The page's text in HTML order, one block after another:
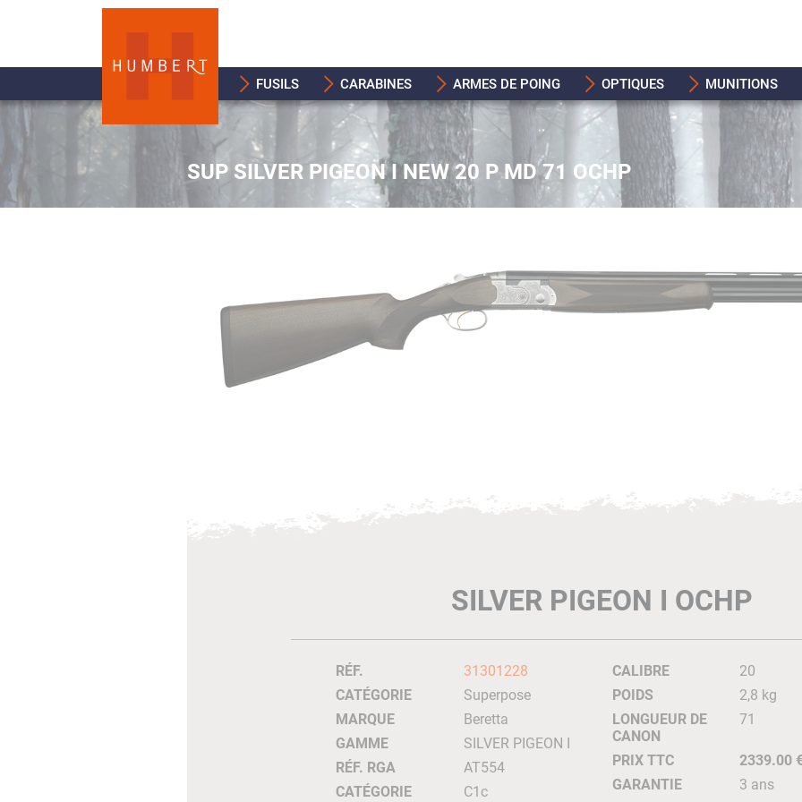
FUSILS CARABINES ARMES DE POING OPTIQUES MUNITIONS
SUP SILVER PIGEON I NEW 20 P MD 71 OCHP
SILVER PIGEON I OCHP
RÉF.
31301228
CATÉGORIE
Superpose
MARQUE
Beretta
GAMME
SILVER PIGEON I
RÉF. RGA
AT554
CATÉGORIE
C1c
CALIBRE
20
POIDS
2,8 kg
LONGUEUR DE
CANON
71
PRIX TTC
2339.00
GARANTIE
3 ans